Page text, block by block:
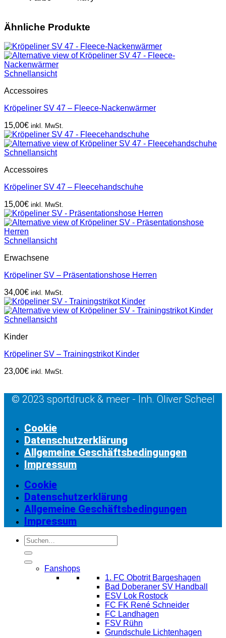
Ähnliche Produkte
Schnellansicht
Accessoires
Kröpeliner SV 47 – Fleece-Nackenwärmer
15,00€ inkl. MwSt.
Schnellansicht
Accessoires
Kröpeliner SV 47 – Fleecehandschuhe
15,00€ inkl. MwSt.
Schnellansicht
Erwachsene
Kröpeliner SV – Präsentationshose Herren
34,00€ inkl. MwSt.
Schnellansicht
Kinder
Kröpeliner SV – Trainingstrikot Kinder
23,00€ inkl. MwSt.
© 2023 sportdruck & meer - Inh. Oliver Scheel
Cookie
Datenschutzerklärung
Allgemeine Geschäftsbedingungen
Impressum
Cookie
Datenschutzerklärung
Allgemeine Geschäftsbedingungen
Impressum
Suchen
nach:
Fanshops
1. FC Obotrit Bargeshagen
Bad Doberaner SV Handball
ESV Lok Rostock
FC FK René Schneider
FC Landhagen
FSV Rühn
Grundschule Lichtenhagen